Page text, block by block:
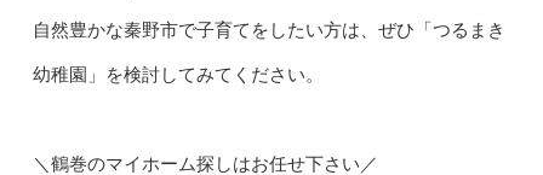
自然豊かな秦野市で子育てをしたい方は、ぜひ「つるまき
幼稚園」を検討してみてください。
＼ 鶴巻のマイホーム探しはお任せ下さい／